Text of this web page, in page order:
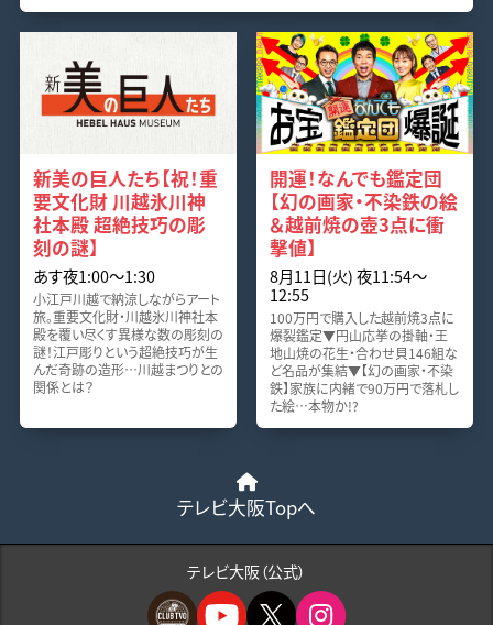
新美の巨人たち【祝！重
要文化財 川越氷川神
社本殿 超絶技巧の彫
刻の謎】
あす夜1:00〜1:30
小江戸川越で納涼しながらアート
旅。重要文化財・川越氷川神社本
殿を覆い尽くす異様な数の彫刻の
謎！江戸彫りという超絶技巧が生
んだ奇跡の造形…川越まつりとの
関係とは？
開運！なんでも鑑定団
【幻の画家・不染鉄の絵
＆越前焼の壺3点に衝
撃値】
8月11日(火) 夜11:54〜
12:55
100万円で購入した越前焼3点に
爆裂鑑定▼円山応挙の掛軸・王
地山焼の花生・合わせ貝146組な
ど名品が集結▼【幻の画家・不染
鉄】家族に内緒で90万円で落札し
た絵…本物か!?
テレビ大阪Topへ
テレビ大阪（公式）